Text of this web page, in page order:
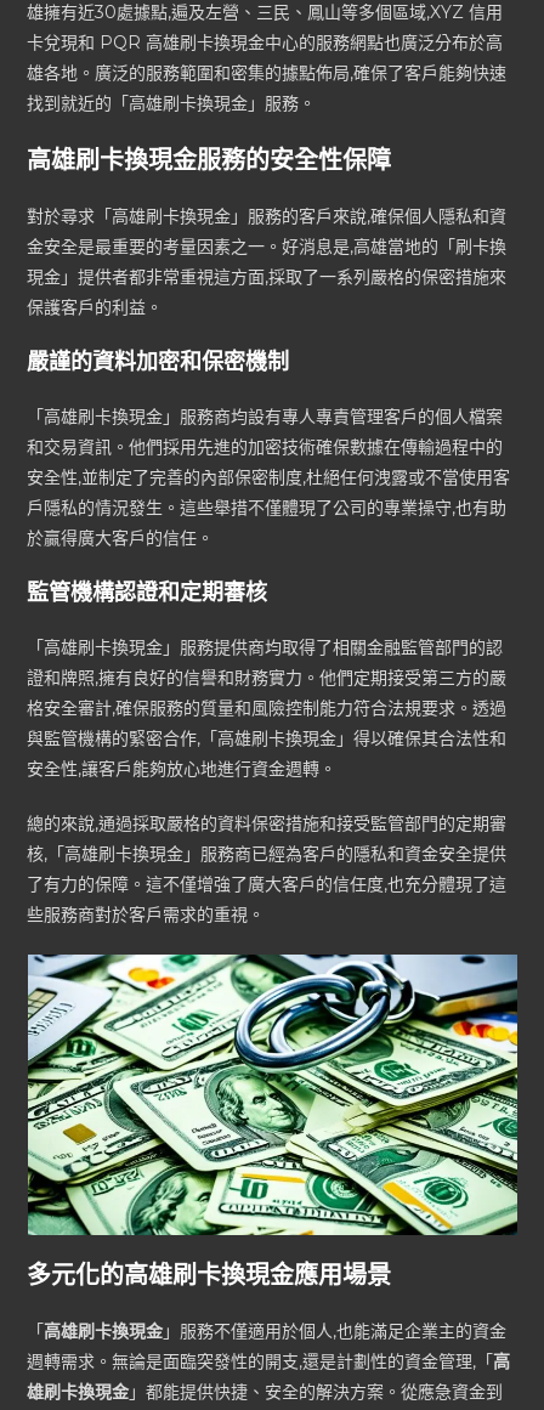
雄擁有近30處據點,遍及左營、三民、鳳山等多個區域,XYZ 信用
卡兌現和 PQR 高雄刷卡換現金中心的服務網點也廣泛分布於高
雄各地。廣泛的服務範圍和密集的據點佈局,確保了客戶能夠快速
找到就近的「高雄刷卡換現金」服務。
高雄刷卡換現金服務的安全性保障
對於尋求「高雄刷卡換現金」服務的客戶來說,確保個人隱私和資
金安全是最重要的考量因素之一。好消息是,高雄當地的「刷卡換
現金」提供者都非常重視這方面,採取了一系列嚴格的保密措施來
保護客戶的利益。
嚴謹的資料加密和保密機制
「高雄刷卡換現金」服務商均設有專人專責管理客戶的個人檔案
和交易資訊。他們採用先進的加密技術確保數據在傳輸過程中的
安全性,並制定了完善的內部保密制度,杜絕任何洩露或不當使用客
戶隱私的情況發生。這些舉措不僅體現了公司的專業操守,也有助
於贏得廣大客戶的信任。
監管機構認證和定期審核
「高雄刷卡換現金」服務提供商均取得了相關金融監管部門的認
證和牌照,擁有良好的信譽和財務實力。他們定期接受第三方的嚴
格安全審計,確保服務的質量和風險控制能力符合法規要求。透過
與監管機構的緊密合作,「高雄刷卡換現金」得以確保其合法性和
安全性,讓客戶能夠放心地進行資金週轉。
總的來說,通過採取嚴格的資料保密措施和接受監管部門的定期審
核,「高雄刷卡換現金」服務商已經為客戶的隱私和資金安全提供
了有力的保障。這不僅增強了廣大客戶的信任度,也充分體現了這
些服務商對於客戶需求的重視。
多元化的高雄刷卡換現金應用場景
「高雄刷卡換現金 」服務不僅適用於個人,也能滿足企業主的資金
週轉需求。無論是面臨突發性的開支,還是計劃性的資金管理,「高
雄刷卡換現金 」都能提供快捷、安全的解決方案。從應急資金到